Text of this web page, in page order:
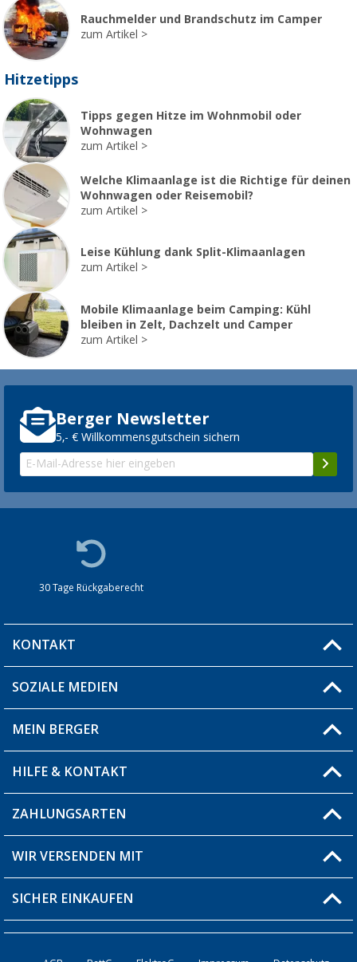
Rauchmelder und Brandschutz im Camper
zum Artikel
Hitzetipps
Tipps gegen Hitze im Wohnmobil oder
Wohnwagen
zum Artikel
Welche Klimaanlage ist die Richtige für deinen
Wohnwagen oder Reisemobil?
zum Artikel
Leise Kühlung dank Split-Klimaanlagen
zum Artikel
Mobile Klimaanlage beim Camping: Kühl
bleiben in Zelt, Dachzelt und Camper
zum Artikel
Berger Newsletter
5,- € Willkommensgutschein sichern
30 Tage Rückgaberecht
KONTAKT
Du hast eine Frage?
Filiale finden
SOZIALE MEDIEN
MEIN BERGER
Blog
Produkttester
Über uns
HILFE & KONTAKT
Fragen & Antworten / FAQ
Versandinformationen
Bestellstatus
ZAHLUNGSARTEN
WIR VERSENDEN MIT
SICHER EINKAUFEN